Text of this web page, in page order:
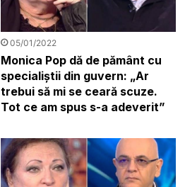
05/01/2022
Monica Pop dă de pământ cu
specialiștii din guvern: „Ar
trebui să mi se ceară scuze.
Tot ce am spus s-a adeverit”